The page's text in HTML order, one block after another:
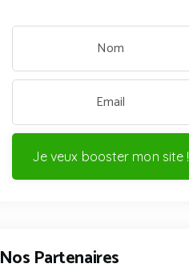
Je veux booster mon site !
Nos Partenaires